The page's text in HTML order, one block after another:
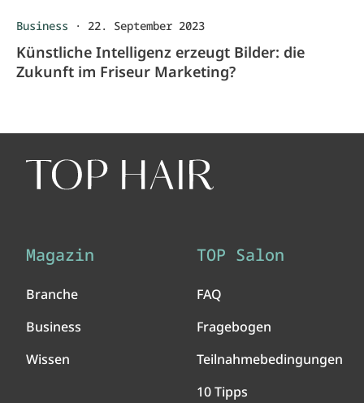
Business · 22. September 2023
Künstliche Intelligenz erzeugt Bilder: die
Zukunft im Friseur Marketing?
Magazin
Branche
Business
Wissen
TOP Salon
FAQ
Fragebogen
Teilnahmebedingungen
10 Tipps